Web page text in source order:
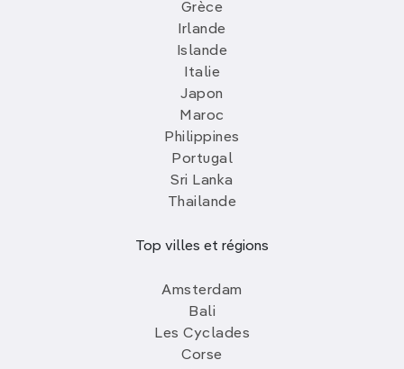
Grèce
Irlande
Islande
Italie
Japon
Maroc
Philippines
Portugal
Sri Lanka
Thailande
Top villes et régions
Amsterdam
Bali
Les Cyclades
Corse